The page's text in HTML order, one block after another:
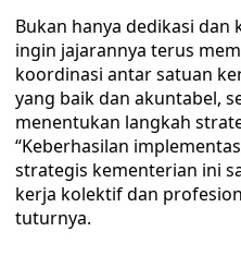
Bukan hanya dedikasi dan
ingin jajarannya terus
koordinasi antar satuan
yang baik dan akuntabel,
menentukan langkah
“Keberhasilan
strategis kementerian ini
kerja kolektif dan
tuturnya.